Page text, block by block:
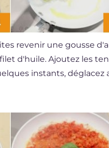
revenir une gousse
d'huile. Ajoutez les
instants, déglacez